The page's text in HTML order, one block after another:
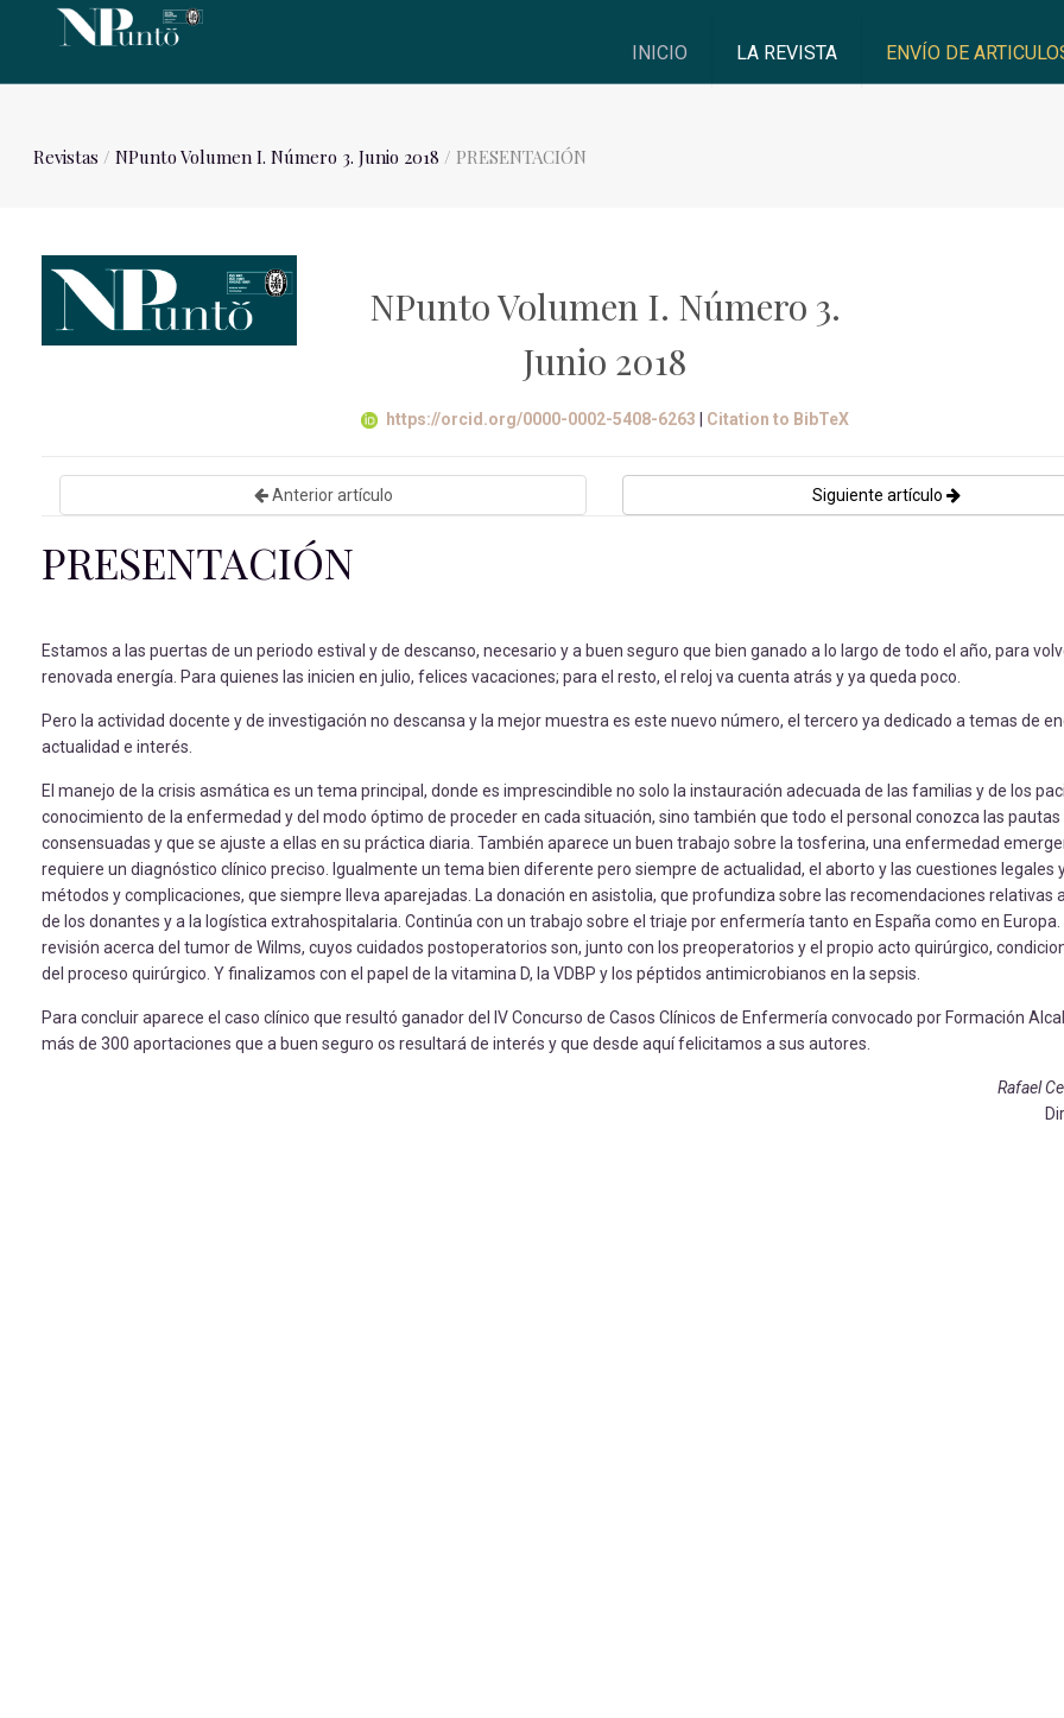
INICIO LA REVISTA ENVÍO DE
Revistas /NPunto Volumen I. Número 3. Junio 2018 / PRESENTACIÓN
NPunto Volumen I. Número 3.
Junio 2018
https://orcid.org/0000-0002-5408-6263 Citation to BibTeX
Anterior artículo Siguiente artículo
PRESENTACIÓN
Estamos a las puertas de un periodo estival y de descanso, necesario y a buen seguro que bien ganado a lo largo de todo el año, para
renovada energía. Para quienes las inicien en julio, felices vacaciones; para el resto, el reloj va cuenta atrás y ya queda poco.
Pero la actividad docente y de investigación no descansa y la mejor muestra es este nuevo número, el tercero ya dedicado a temas de
actualidad e interés.
El manejo de la crisis asmática es un tema principal, donde es imprescindible no solo la instauración adecuada de las familias y de los
conocimiento de la enfermedad y del modo óptimo de proceder en cada situación, sino también que todo el personal conozca las
consensuadas y que se ajuste a ellas en su práctica diaria. También aparece un buen trabajo sobre la tosferina, una enfermedad
requiere un diagnóstico clínico preciso. Igualmente un tema bien diferente pero siempre de actualidad, el aborto y las cuestiones legales
métodos y complicaciones, que siempre lleva aparejadas. La donación en asistolia, que profundiza sobre las recomendaciones relativas
de los donantes y a la logística extrahospitalaria. Continúa con un trabajo sobre el triaje por enfermería tanto en España como en Europa.
revisión acerca del tumor de Wilms, cuyos cuidados postoperatorios son, junto con los preoperatorios y el propio acto quirúrgico,
del proceso quirúrgico. Y finalizamos con el papel de la vitamina D, la VDBP y los péptidos antimicrobianos en la sepsis.
Para concluir aparece el caso clínico que resultó ganador del IV Concurso de Casos Clínicos de Enfermería convocado por Formación
más de 300 aportaciones que a buen seguro os resultará de interés y que desde aquí felicitamos a sus autores.
Rafael